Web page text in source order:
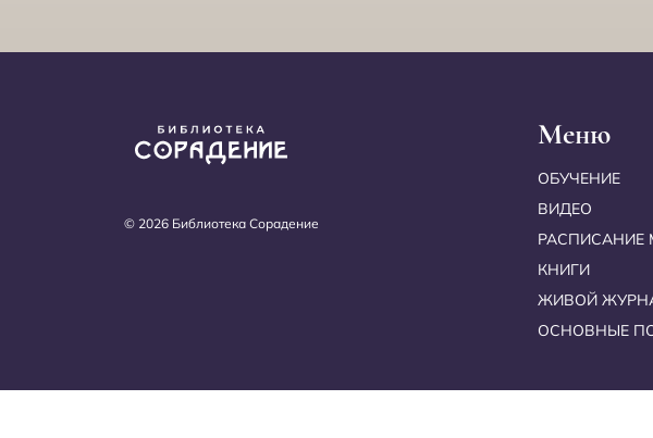
© 2026 Библиотека Сорадение
Меню
ОБУЧЕНИЕ
ВИДЕО
РАСПИСАНИЕ
КНИГИ
ЖИВОЙ
ОСНОВНЫЕ